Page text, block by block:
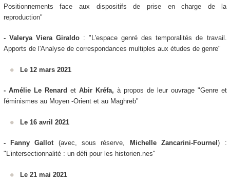
Positionnements face aux dispositifs de prise en charge de la
reproduction"
- Valerya Viera Giraldo: "L'espace genré des temporalités de travail.
Apports de l'Analyse de correspondances multiples aux études de genre"
Le 12 mars 2021
- Amélie Le Renard et Abir Kréfa, à propos de leur ouvrage "Genre et
féminismes au Moyen -Orient et au Maghreb"
Le 16 avril 2021
- Fanny Gallot(avec, sous réserve, Michelle Zancarini-Fournel) :
"L’intersectionnalité : un défi pour les historien.nes"
Le 21 mai 2021